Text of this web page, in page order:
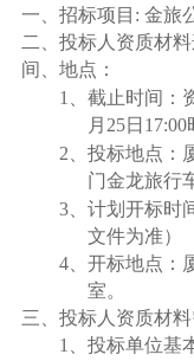
一、招标项目 : 金旅
二、投标人资质材
间、地点：
1
、截止时间
月 25日 17:00
2 、投标地点
门金龙旅行
3、计划开标时
文件为准）
4、开标地点：
室。
三、投标人资质材料
1
、投标单位